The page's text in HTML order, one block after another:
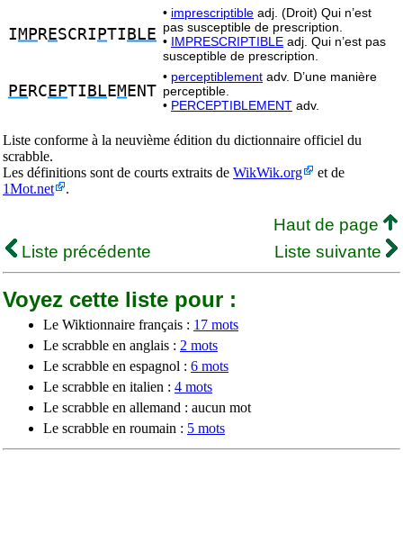
I MP RESCRI PTI BLE
• imprescriptible adj. (Droit) Qui n’est
pas susceptible de prescription.
• IMPRESCRIPTIBLE adj. Qui n’est pas
susceptible de prescription.
PE RC EPTI BL EM ENT
• perceptiblement adv. D’une manière
perceptible.
• PERCEPTIBLEMENT adv.
Liste conforme à la neuvième édition du dictionnaire officiel du
scrabble.
Les définitions sont de courts extraits de WikWik.org
et de
1Mot.net
.
Haut de page
Liste précédente
Liste suivante
Voyez cette liste pour :
Le Wiktionnaire français : 17 mots
Le scrabble en anglais : 2 mots
Le scrabble en espagnol : 6 mots
Le scrabble en italien : 4 mots
Le scrabble en allemand : aucun mot
Le scrabble en roumain : 5 mots